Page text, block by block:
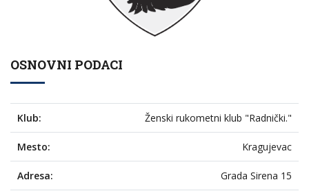
OSNOVNI PODACI
Klub: Ženski rukometni klub "Radnički."
Mesto: Kragujevac
Adresa: Grada Sirena 15